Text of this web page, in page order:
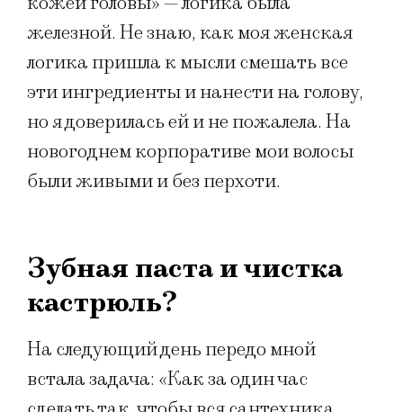
железной. Не знаю, как моя женская
логика пришла к мысли смешать все
эти ингредиенты и нанести на голову,
но я доверилась ей и не пожалела. На
новогоднем корпоративе мои волосы
были живыми и без перхоти.
Зубная паста и чистка
кастрюль?
На следующий день передо мной
встала задача: «Как за один час